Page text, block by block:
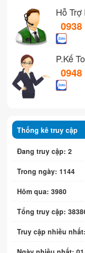
Hỗ
P.Kế
Thống kê truy cập
Đang truy cập: 2
Trong ngày: 1144
Hôm qua: 3980
Tổng truy cập:
Truy cập nhiều